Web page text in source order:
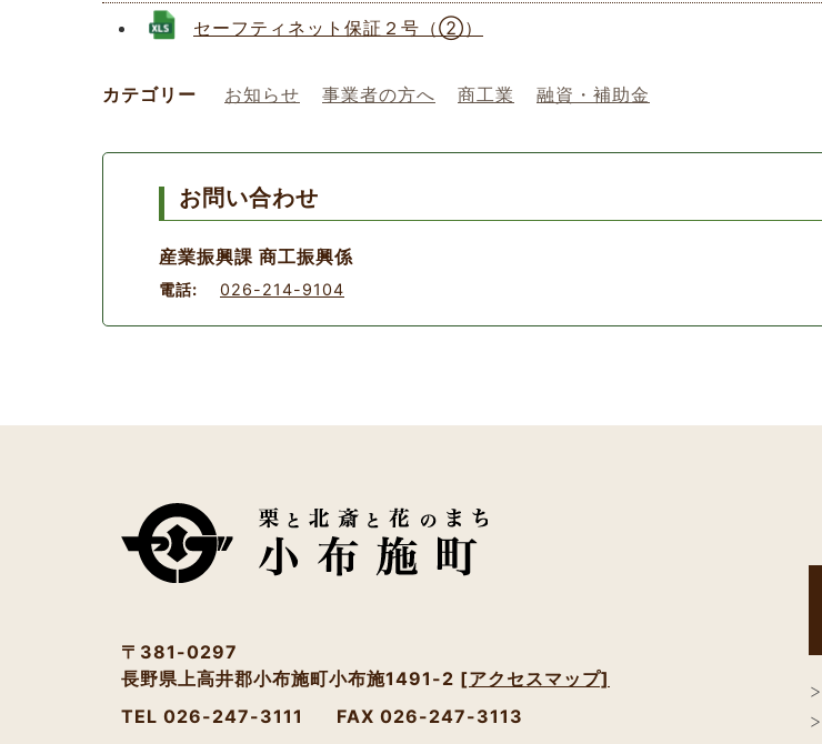
セーフティネット保証２号（②）
カテゴリー お知らせ 事業者の方へ 商工業 融資・補助金
お問い合わせ
産業振興課 商工振興係
電話: 026-214-9104
〒381-0297
長野県上高井郡小布施町小布施1491-2 [アクセスマップ]
TEL 026-247-3111
FAX 026-247-3113